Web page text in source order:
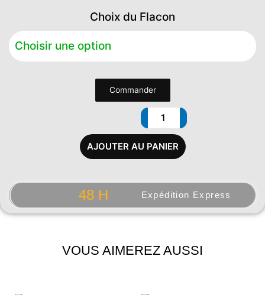
Choix du Flacon
up
AJOUTER AU PANIER
Commander
48 H Expédition Express
VOUS AIMEREZ AUSSI